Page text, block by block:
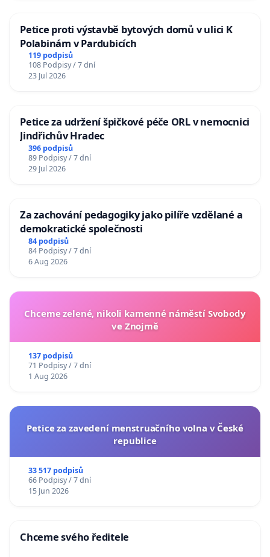
Petice proti výstavbě bytových domů v ulici K
Polabinám v Pardubicích
119 podpisů
108 Podpisy / 7 dní
23 Jul 2026
Petice za udržení špičkové péče ORL v nemocnici
Jindřichův Hradec
396 podpisů
89 Podpisy / 7 dní
29 Jul 2026
Za zachování pedagogiky jako pilíře vzdělané a
demokratické společnosti
84 podpisů
84 Podpisy / 7 dní
6 Aug 2026
Chceme zelené, nikoli kamenné náměstí Svobody
ve Znojmě
137 podpisů
71 Podpisy / 7 dní
1 Aug 2026
Petice za zavedení menstruačního volna v České
republice
33 517 podpisů
66 Podpisy / 7 dní
15 Jun 2026
Chceme svého ředitele